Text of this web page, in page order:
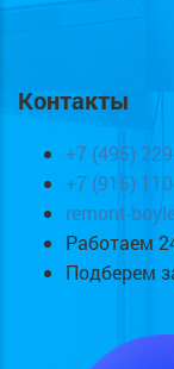
Контакты
+7 (495)
+7 (915)
remont-
Работаем
Подберем